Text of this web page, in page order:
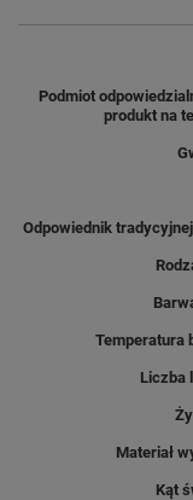
Podmiot
produkt na
Odpowiednik
Temperatura
Liczba
Materiał
Kąt